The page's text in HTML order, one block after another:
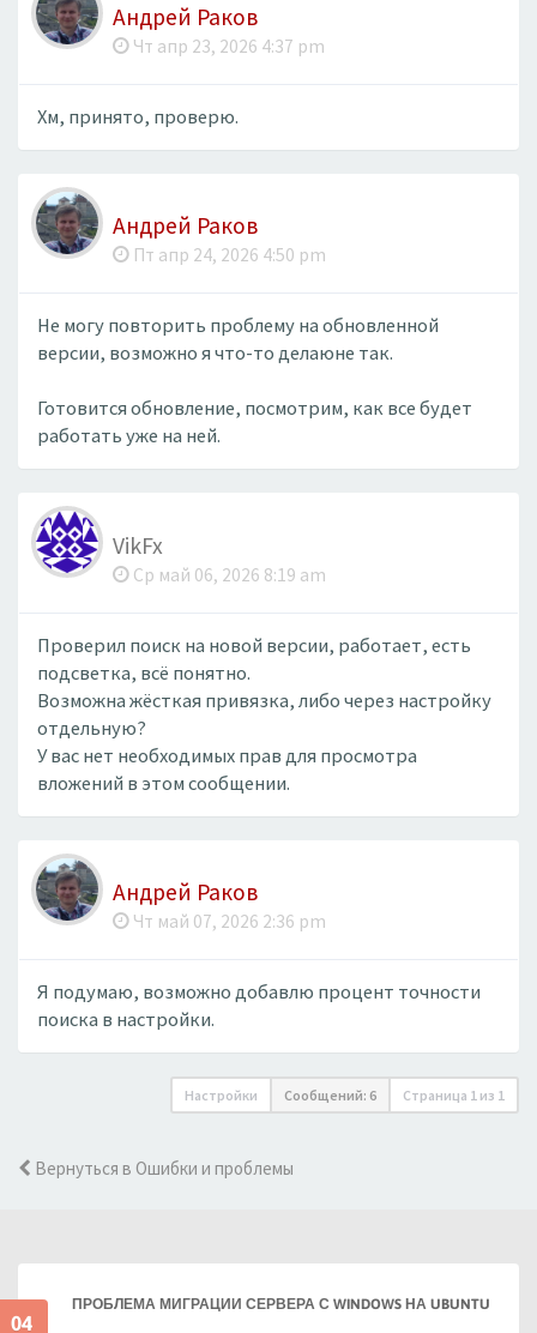
Андрей Раков
Чт апр 23, 2026 4:37 pm
Хм, принято, проверю.
Андрей Раков
Пт апр 24, 2026 4:50 pm
Не могу повторить проблему на обновленной
версии, возможно я что-то делаюне так.
Готовится обновление, посмотрим, как все будет
работать уже на ней.
VikFx
Ср май 06, 2026 8:19 am
Проверил поиск на новой версии, работает, есть
подсветка, всё понятно.
Возможна жёсткая привязка, либо через настройку
отдельную?
У вас нет необходимых прав для просмотра
вложений в этом сообщении.
Андрей Раков
Чт май 07, 2026 2:36 pm
Я подумаю, возможно добавлю процент точности
поиска в настройки.
Настройки Сообщений: 6 Страница 1 из 1
Вернуться в Ошибки и проблемы
04
ПРОБЛЕМА МИГРАЦИИ СЕРВЕРА С WINDOWS НА UBUNTU